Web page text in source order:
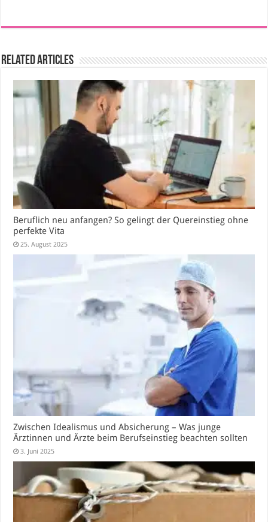
Related Articles
Beruflich neu anfangen? So gelingt der Quereinstieg ohne
perfekte Vita
25. August 2025
Zwischen Idealismus und Absicherung – Was junge
Ärztinnen und Ärzte beim Berufseinstieg beachten sollten
3. Juni 2025